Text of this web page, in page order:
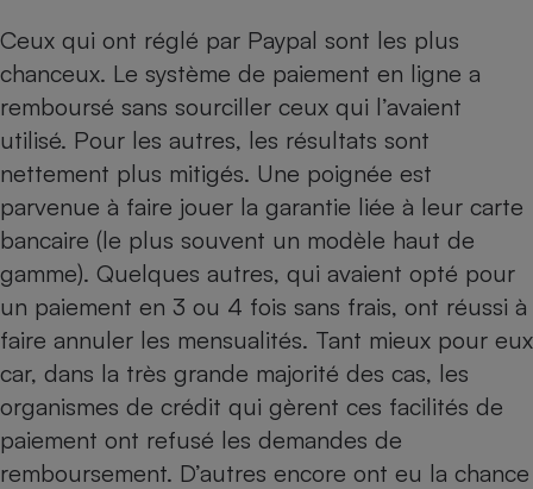
Ceux qui ont réglé par Paypal sont les plus
chanceux. Le système de paiement en ligne a
remboursé sans sourciller ceux qui l’avaient
utilisé. Pour les autres, les résultats sont
nettement plus mitigés. Une poignée est
parvenue à faire jouer la garantie liée à leur carte
bancaire (le plus souvent un modèle haut de
gamme). Quelques autres, qui avaient opté pour
un paiement en 3 ou 4 fois sans frais, ont réussi à
faire annuler les mensualités. Tant mieux pour eux
car, dans la très grande majorité des cas, les
organismes de crédit qui gèrent ces facilités de
paiement ont refusé les demandes de
remboursement. D’autres encore ont eu la chance
Robot ménager